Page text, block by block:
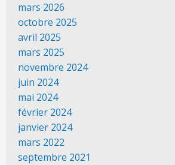
mars 2026
octobre 2025
avril 2025
mars 2025
novembre 2024
juin 2024
mai 2024
février 2024
janvier 2024
mars 2022
septembre 2021